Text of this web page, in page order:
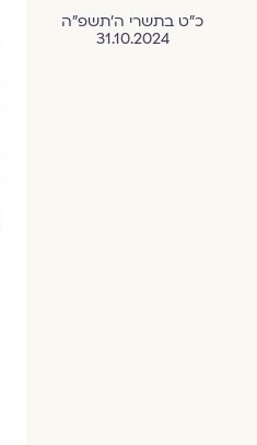
כ״ט בתשרי ה׳תשפ״ה
31.10.2024